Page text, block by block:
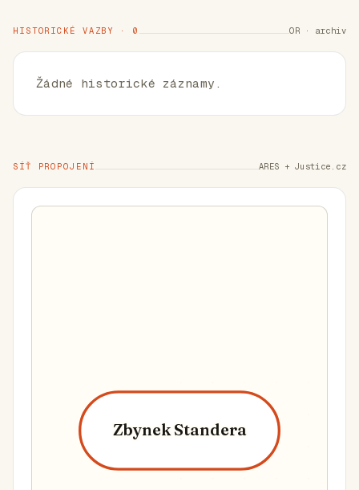
HISTORICKÉ VAZBY · 0 OR · archiv
Žádné historické záznamy.
SÍŤ PROPOJENÍ ARES + Justice.cz
Zbynek Standera